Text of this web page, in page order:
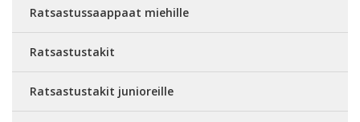
Ratsastussaappaat miehille
Ratsastustakit
Ratsastustakit junioreille